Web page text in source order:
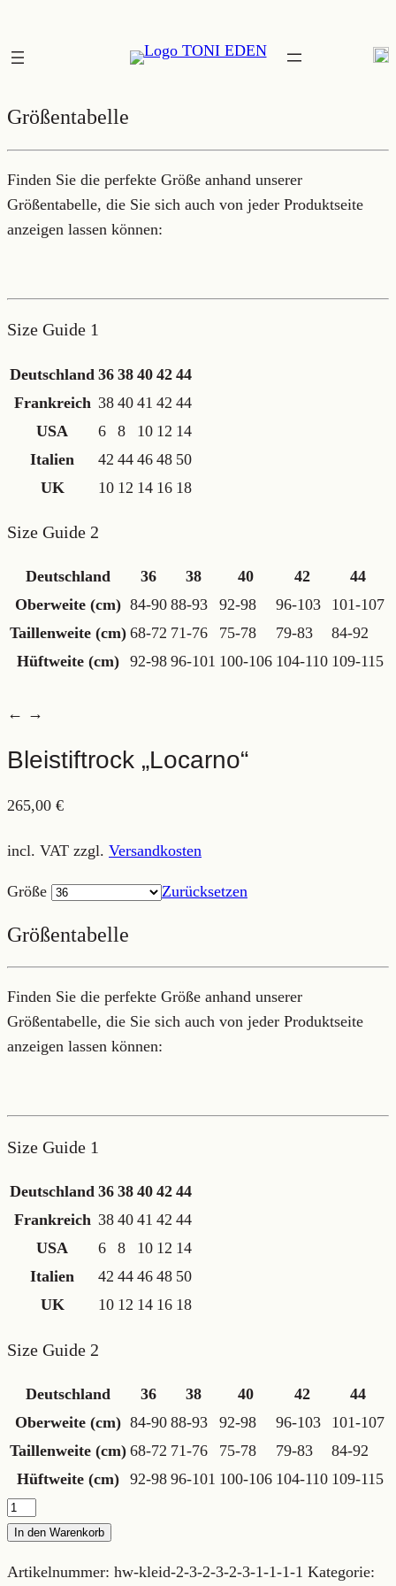
springen
Größentabelle
Finden Sie die perfekte Größe anhand unserer
Größentabelle, die Sie sich auch von jeder Produktseite
anzeigen lassen können:
Size Guide 1
Deutschland 36 38 40 42 44
Frankreich 38 40 41 42 44
USA
6 8 10 12 14
Italien
42 44 46 48 50
UK
10 12 14 16 18
Size Guide 2
Deutschland 36 38 40 42
44
Oberweite (cm) 84-90 88-93 92-98 96-103
101-107
Taillenweite (cm) 68-72 71-76 75-78 79-83
84-92
Hüftweite (cm) 92-98 96-101 100-106 104-110 109-115
← →
Bleistiftrock „Locarno“
265,00 €
incl. VAT zzgl. Versandkosten
Größe Zurücksetzen
Größentabelle
Finden Sie die perfekte Größe anhand unserer
Größentabelle, die Sie sich auch von jeder Produktseite
anzeigen lassen können:
Size Guide 1
Deutschland 36 38 40 42 44
Frankreich 38 40 41 42 44
USA
6 8 10 12 14
Italien
42 44 46 48 50
UK
10 12 14 16 18
Size Guide 2
Deutschland 36 38 40 42
44
Oberweite (cm) 84-90 88-93 92-98 96-103
101-107
Taillenweite (cm) 68-72 71-76 75-78 79-83
84-92
Hüftweite (cm) 92-98 96-101 100-106 104-110 109-115
Bleistiftrock
"Locarno"
In den Warenkorb
Artikelnummer: hw-kleid-2-3-2-3-2-3-1-1-1-1 Kategorie: